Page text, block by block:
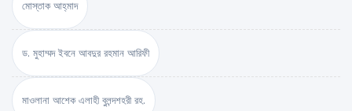
মোস্তাক আহ্‌মাদ
ড. মুহাম্মদ ইবনে আবদুর রহমান আরিফী
মাওলানা আশেক এলাহী বুলন্দশহরী রহ.